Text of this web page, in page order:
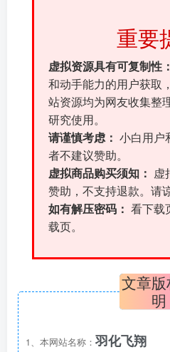
重要
虚拟资源具有可复制性：
和动手能力的用户获取
站资源均为网友收集整
研究使用。
请谨慎考虑： 小白用户
者不建议赞助。
虚拟商品购买须知：
虚
赞助，不支持退款。请
如有解压密码： 看下载
载页。
文章
明
1、本网站名称： 羽化飞翔